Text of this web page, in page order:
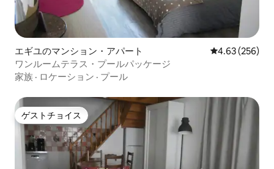
エギユのマンション・アパート レビュー256
4.63 (256)
ワンルームテラス・プールパッケージ
家族 · ロケーション · プール
ゲストチョイス
ゲストチョイス